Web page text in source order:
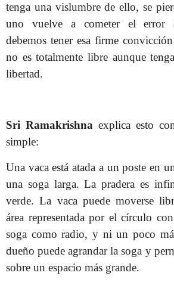
tenga una vislumbre de ello, se
uno vuelve a cometer el error
debemos tener esa firme
no es totalmente libre aunque
libertad.
Sri Ramakrishna explica esto
simple:
Una vaca está atada a un poste en
una soga larga. La pradera es
verde. La vaca puede moverse
área representada por el círculo
soga como radio, y ni un poco
dueño puede agrandar la soga y
sobre un espacio más grande.